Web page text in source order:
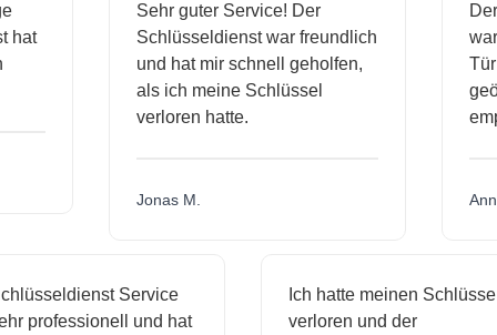
hat
Sehr guter Service! Der
Schlüsseldienst war freundlich
und hat mir schnell geholfen,
als ich meine Schlüssel
verloren hatte.
Jonas M.
Service
professionell und hat
Ich hatte meinen Schlüssel
verloren und der